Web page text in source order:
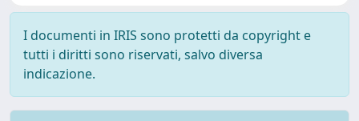
I documenti in IRIS sono protetti da copyright e
tutti i diritti sono riservati, salvo diversa
indicazione.